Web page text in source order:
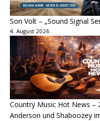
Son Volt – „Sound Signal
4. August 2026
Country Music Hot News –
Anderson und Shaboozey